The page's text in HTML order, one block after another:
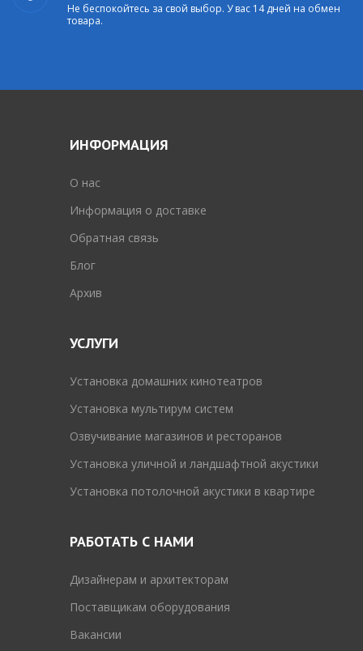
Не беспокойтесь за свой выбор. У вас 14 дней на обмен
товара.
ИНФОРМАЦИЯ
O нас
Информация о доставке
Обратная связь
Блог
Архив
УСЛУГИ
Установка домашних кинотеатров
Установка мультирум систем
Озвучивание магазинов и ресторанов
Установка уличной и ландшафтной акустики
Установка потолочной акустики в квартире
РАБОТАТЬ С НАМИ
Дизайнерам и архитекторам
Поставщикам оборудования
Вакансии